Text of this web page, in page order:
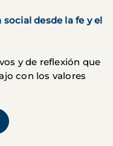
desde la fe y el
y de reflexión que
con los valores